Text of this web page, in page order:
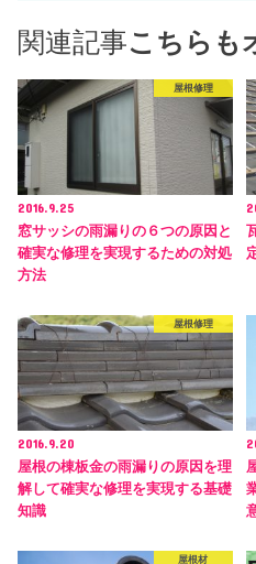
関連記事こちらも
屋根修理
2016.9.25
窓サッシの雨漏りの６つの原因と
確実な修理を実現するための対処
方法
屋根修理
2016.9.20
屋根の棟板金の雨漏りの原因を理
解して確実な修理を実現する基礎
知識
屋根材